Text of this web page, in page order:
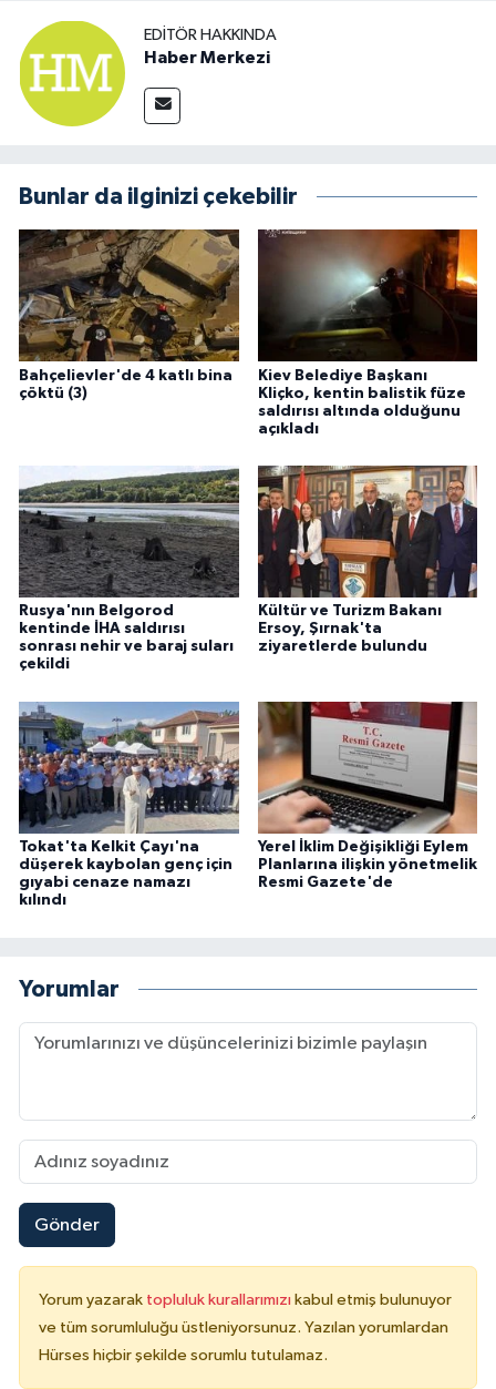
EDITÖR HAKKINDA
Haber Merkezi
Bunlar da ilginizi çekebilir
Bahçelievler'de 4 katlı bina
çöktü (3)
Kiev Belediye Başkanı
Kliçko, kentin balistik füze
saldırısı altında olduğunu
açıkladı
Rusya'nın Belgorod
kentinde İHA saldırısı
sonrası nehir ve baraj suları
çekildi
Kültür ve Turizm Bakanı
Ersoy, Şırnak'ta
ziyaretlerde bulundu
Tokat'ta Kelkit Çayı'na
düşerek kaybolan genç için
gıyabi cenaze namazı
kılındı
Yerel İklim Değişikliği Eylem
Planlarına ilişkin yönetmelik
Resmi Gazete'de
Yorumlar
Gönder
Yorum yazarak topluluk kurallarımızı kabul etmiş bulunuyor
ve tüm sorumluluğu üstleniyorsunuz. Yazılan yorumlardan
Hürses hiçbir şekilde sorumlu tutulamaz.